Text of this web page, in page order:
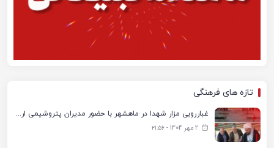
تازه های فرهنگی
غبارروبی مزار شهدا در ماهشهر با حضور مدیران پتروشیمی اروند و مسئولان شهری
2 مهر 1404 - ۲۱:۵۶